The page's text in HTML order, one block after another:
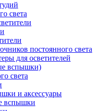
света
постоянного света
для осветителей
вспышки)
света
и аксессуары
вспышки